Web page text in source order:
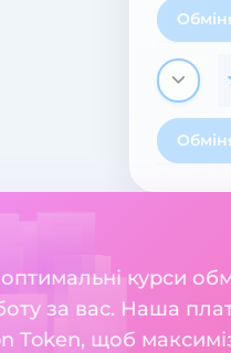
курси
за вас. Наша
Token, щоб